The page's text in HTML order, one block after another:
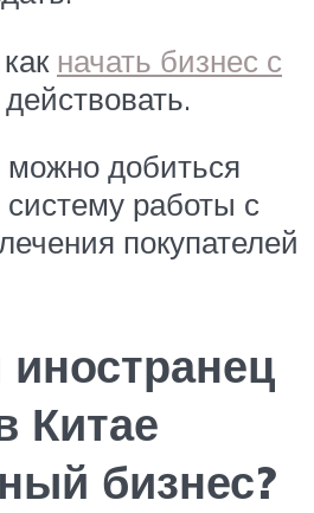
начать бизнес с
добиться
систему работы с
покупателей
Китае
бизнес?